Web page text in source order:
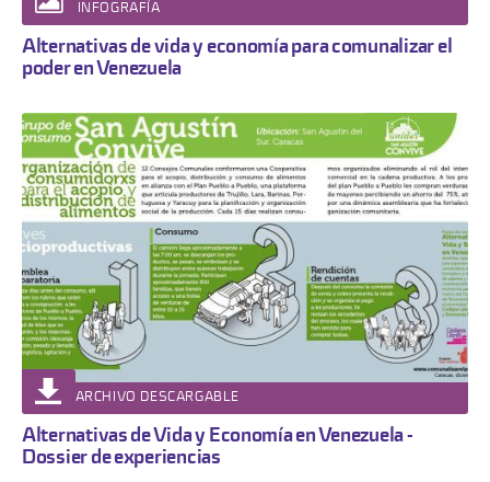
INFOGRAFÍA
Alternativas de vida y economía para comunalizar el
poder en Venezuela
ARCHIVO DESCARGABLE
Alternativas de Vida y Economía en Venezuela -
Dossier de experiencias